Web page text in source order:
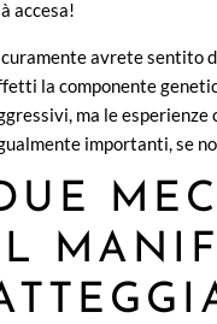
accesa!
avrete sentito
la componente
ma le
importanti, se